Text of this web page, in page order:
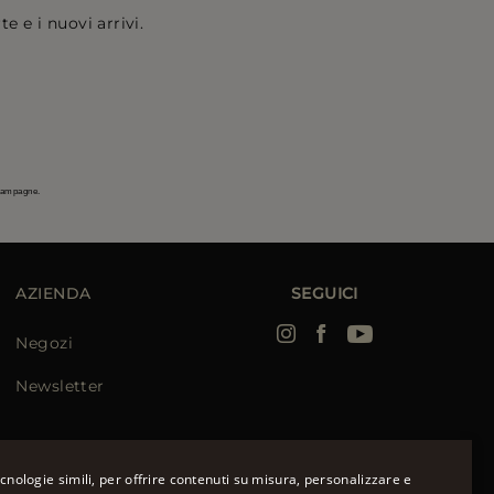
e i nuovi arrivi.
AZIENDA
Negozi
Newsletter
SEGUICI
simili, per offrire contenuti su misura, personalizzare e